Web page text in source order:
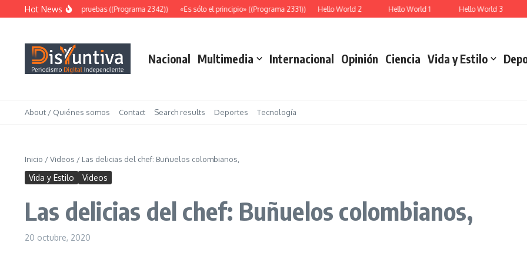
Saltar al contenido
Hot News
Abundantes pruebas ((Programa 2342)) «Es sólo el principio» ((Programa 2331)) Hello World 2 Hello World 1 Hello World 3
Nacional Multimedia Internacional Opinión Ciencia Vida y Estilo
About / Quiénes somos Contact Search results Deportes Tecnología
Inicio /Videos / Las delicias del chef: Buñuelos colombianos,
Vida y Estilo Videos
Las delicias del chef: Buñuelos colombianos,
20 octubre, 2020